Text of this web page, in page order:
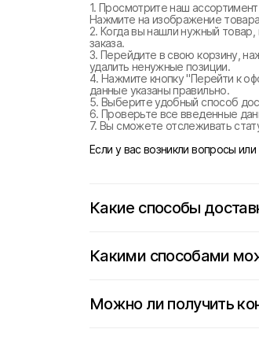
1. Просмотрите наш
Нажмите на изображение
2. Когда вы нашли нужный
заказа.
3. Перейдите в свою корзину,
удалить ненужные позиции.
4. Нажмите кнопку "Перейти к
данные указаны правильно.
5. Выберите удобный способ
6. Проверьте все введенные
7. Вы сможете отслеживать
Если у вас возникли вопросы
Какие способы
Какими способами
Можно ли получить